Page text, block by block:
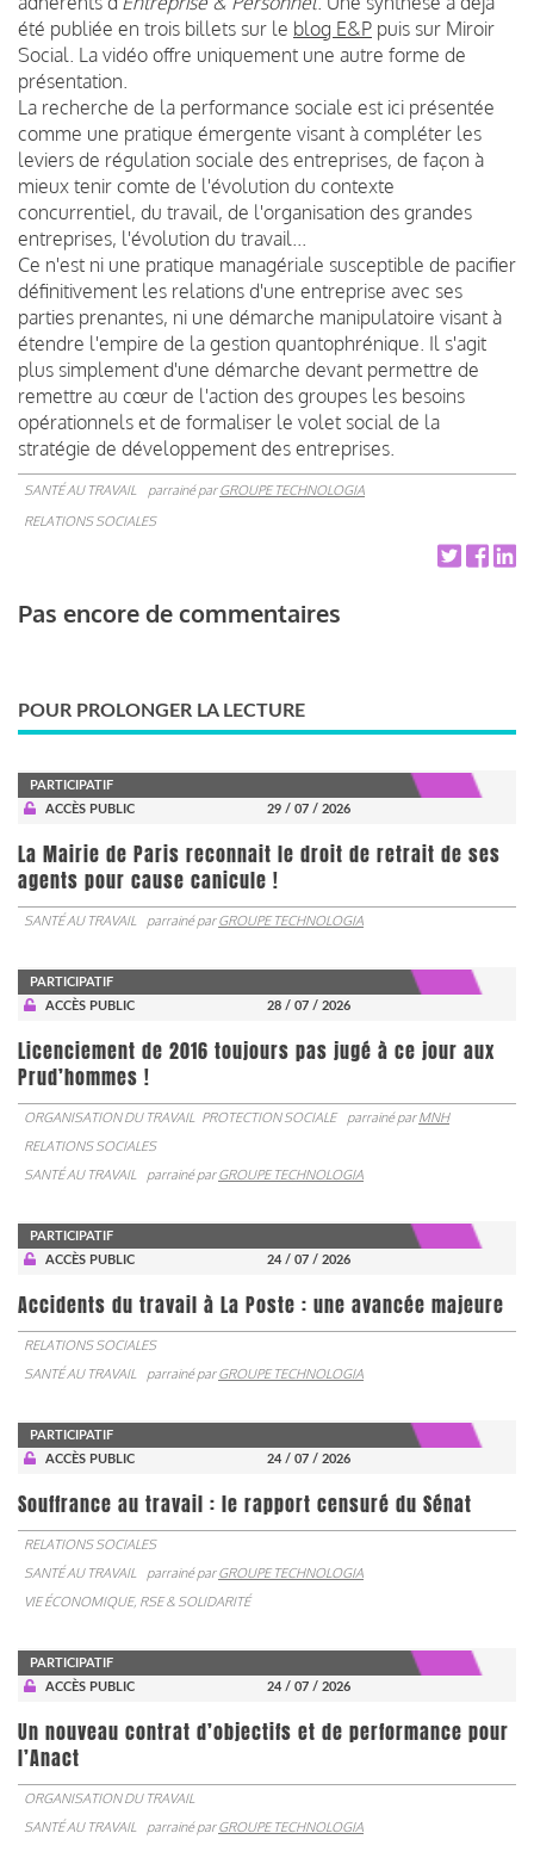
été publiée en trois billets sur le blog E&P puis sur Miroir
Social. La vidéo offre uniquement une autre forme de
présentation.
La recherche de la performance sociale est ici présentée
comme une pratique émergente visant à compléter les
leviers de régulation sociale des entreprises, de façon à
mieux tenir comte de l'évolution du contexte
concurrentiel, du travail, de l'organisation des grandes
entreprises, l'évolution du travail...
Ce n'est ni une pratique managériale susceptible de pacifier
définitivement les relations d'une entreprise avec ses
parties prenantes, ni une démarche manipulatoire visant à
étendre l'empire de la gestion quantophrénique. Il s'agit
plus simplement d'une démarche devant permettre de
remettre au cœur de l'action des groupes les besoins
opérationnels et de formaliser le volet social de la
stratégie de développement des entreprises.
SANTÉ AU TRAVAIL parrainé parGROUPE TECHNOLOGIA
RELATIONS SOCIALES
Pas encore de commentaires
POUR PROLONGER LA LECTURE
PARTICIPATIF
ACCÈS PUBLIC
29 / 07 / 2026
La Mairie de Paris reconnait le droit de retrait de ses
agents pour cause canicule !
SANTÉ AU TRAVAIL parrainé parGROUPE TECHNOLOGIA
PARTICIPATIF
ACCÈS PUBLIC
28 / 07 / 2026
Licenciement de 2016 toujours pas jugé à ce jour aux
Prud’hommes !
ORGANISATION DU TRAVAIL PROTECTION SOCIALE parrainé parMNH
RELATIONS SOCIALES
SANTÉ AU TRAVAIL
parrainé parGROUPE TECHNOLOGIA
PARTICIPATIF
ACCÈS PUBLIC
24 / 07 / 2026
Accidents du travail à La Poste : une avancée majeure
RELATIONS SOCIALES
SANTÉ AU TRAVAIL
parrainé parGROUPE TECHNOLOGIA
PARTICIPATIF
ACCÈS PUBLIC
24 / 07 / 2026
Souffrance au travail : le rapport censuré du Sénat
RELATIONS SOCIALES
SANTÉ AU TRAVAIL
parrainé parGROUPE TECHNOLOGIA
VIE ÉCONOMIQUE, RSE & SOLIDARITÉ
PARTICIPATIF
ACCÈS PUBLIC
24 / 07 / 2026
Un nouveau contrat d’objectifs et de performance pour
l’Anact
ORGANISATION DU TRAVAIL
SANTÉ AU TRAVAIL
parrainé parGROUPE TECHNOLOGIA